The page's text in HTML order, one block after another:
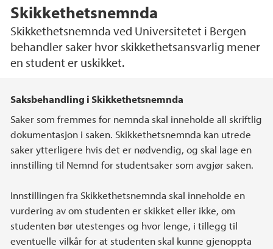
Skikkethetsnemnda
Skikkethetsnemnda ved Universitetet i Bergen
behandler saker hvor skikkethetsansvarlig mener
en student er uskikket.
Hovedinnhold
Saksbehandling i Skikkethetsnemnda
Saker som fremmes for nemnda skal inneholde all skriftlig
dokumentasjon i saken. Skikkethetsnemnda kan utrede
saker ytterligere hvis det er nødvendig, og skal lage en
innstilling til Nemnd for studentsaker som avgjør saken.
Innstillingen fra Skikkethetsnemnda skal inneholde en
vurdering av om studenten er skikket eller ikke, om
studenten bør utestenges og hvor lenge, i tillegg til
eventuelle vilkår for at studenten skal kunne gjenoppta